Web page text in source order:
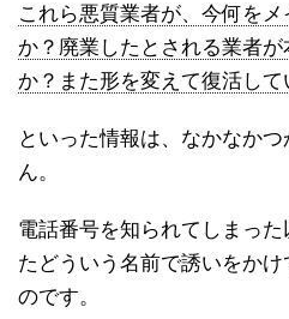
これら悪質業者が、今何を
か？廃業したとされる業者
か？また形を変えて復活して
といった情報は、なかなか
ん。
電話番号を知られてしまっ
たどういう名前で誘いをか
のです。